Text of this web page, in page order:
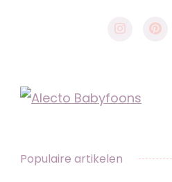
Populaire artikelen